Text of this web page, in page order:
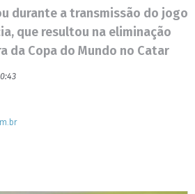
durante a transmissão do jogo
que resultou na eliminação
da Copa do Mundo no Catar